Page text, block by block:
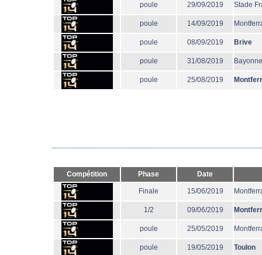
poule 29/09/2019 Stade
poule 14/09/2019
poule 08/09/2019 Brive
poule 31/08/2019 Bayonne
poule 25/08/2019
Compétition Phase Date
Finale 15/06/2019
1/2 09/06/2019
poule 25/05/2019
poule 19/05/2019 Toulon